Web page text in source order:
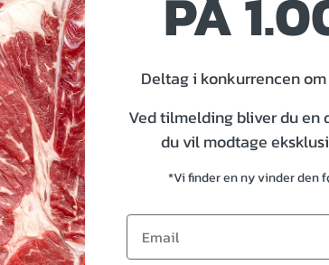
Deltag i konkurrencen
Ved tilmelding bliver du en
du vil modtage
*Vi finder en ny vinder den